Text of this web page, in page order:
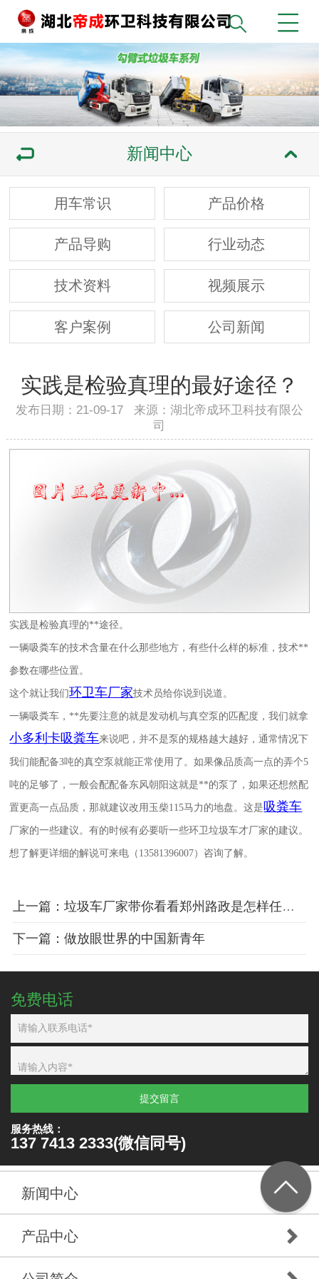
新闻中心
用车常识 产品价格
产品导购 行业动态
技术资料 视频展示
客户案例 公司新闻
实践是检验真理的最好途径？
发布日期：21-09-17 来源：湖北帝成环卫科技有限公
司
实践是检验真理的**途径。
一辆吸粪车的技术含量在什么那些地方，有些什么样的标准，技术**
参数在哪些位置。
这个就让我们环卫车厂家技术员给你说到说道。
一辆吸粪车，**先要注意的就是发动机与真空泵的匹配度，我们就拿
小多利卡吸粪车来说吧，并不是泵的规格越大越好，通常情况下
我们能配备3吨的真空泵就能正常使用了。如果像品质高一点的弄个5
吨的足够了，一般会配配备东风朝阳这就是**的泵了，如果还想然配
置更高一点品质，那就建议改用玉柴115马力的地盘。这是吸粪车
厂家的一些建议。有的时候有必要听一些环卫垃圾车才厂家的建议。
想了解更详细的解说可来电（ 13581396007）咨询了解。
上一篇：垃圾车厂家带你看看郑州路政是怎样任性的？
下一篇：做放眼世界的中国新青年
免费电话
提交留言
服务热线：
137 7413 2333(微信同号)
新闻中心
产品中心